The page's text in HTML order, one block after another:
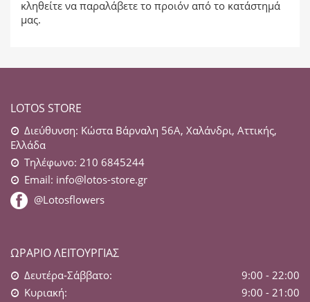
κληθείτε να παραλάβετε το προιόν από το κατάστημά
μας.
LOTOS STORE
Διεύθυνση: Κώστα Βάρναλη 56Α, Χαλάνδρι, Αττικής,
Ελλάδα
Τηλέφωνο: 210 6845244
Email: info@lotos-store.gr
@Lotosflowers
ΩΡΆΡΙΟ ΛΕΙΤΟΥΡΓΊΑΣ
Δευτέρα-Σάββατο:
9:00 - 22:00
Κυριακή:
9:00 - 21:00